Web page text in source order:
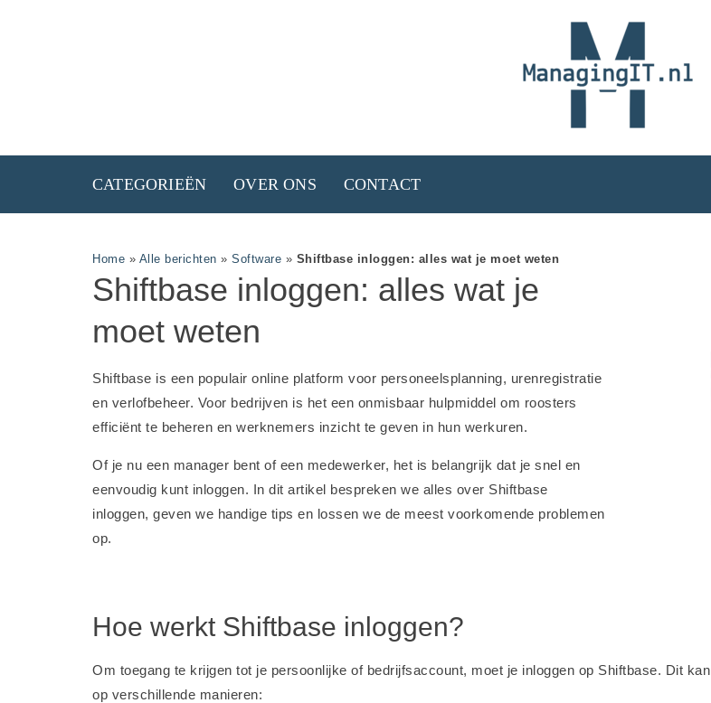
CATEGORIEËN OVER ONS CONTACT
Home » Alle berichten » Software » Shiftbase inloggen: alles wat je moet weten
Shiftbase inloggen: alles wat je
moet weten
Shiftbase is een populair online platform voor personeelsplanning, urenregistratie
en verlofbeheer. Voor bedrijven is het een onmisbaar hulpmiddel om roosters
efficiënt te beheren en werknemers inzicht te geven in hun werkuren.
Of je nu een manager bent of een medewerker, het is belangrijk dat je snel en
eenvoudig kunt inloggen. In dit artikel bespreken we alles over Shiftbase
inloggen, geven we handige tips en lossen we de meest voorkomende problemen
op.
Hoe werkt Shiftbase inloggen?
Om toegang te krijgen tot je persoonlijke of bedrijfsaccount, moet je inloggen op Shiftbase. Dit kan
op verschillende manieren: